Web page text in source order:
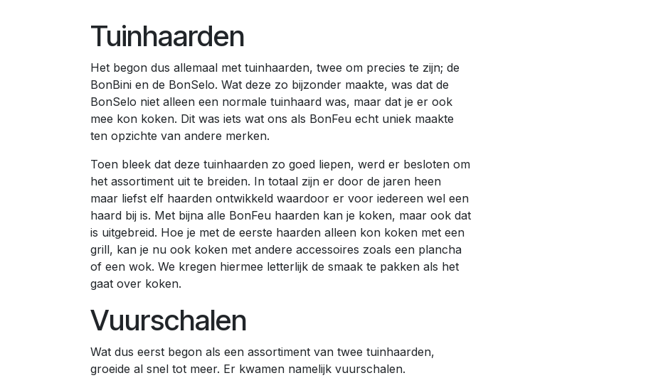
Vuurschalen
Wat dus eerst begon als een assortiment van twee tuinhaarden,
groeide al snel tot meer. Er kwamen namelijk vuurschalen.
Tuinhaarden
Het begon dus allemaal met tuinhaarden, twee om precies te zijn; de
BonBini en de BonSelo. Wat deze zo bijzonder maakte, was dat de
BonSelo niet alleen een normale tuinhaard was, maar dat je er ook
mee kon koken. Dit was iets wat ons als BonFeu echt uniek maakte
ten opzichte van andere merken.
Toen bleek dat deze tuinhaarden zo goed liepen, werd er besloten om
het assortiment uit te breiden. In totaal zijn er door de jaren heen
maar liefst elf haarden ontwikkeld waardoor er voor iedereen wel een
haard bij is. Met bijna alle BonFeu haarden kan je koken, maar ook dat
is uitgebreid. Hoe je met de eerste haarden alleen kon koken met een
grill, kan je nu ook koken met andere accessoires zoals een plancha
of een wok. We kregen hiermee letterlijk de smaak te pakken als het
gaat over koken.